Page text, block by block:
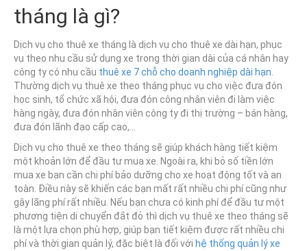
tháng là gì?
Dịch vụ cho thuê xe tháng là dịch vụ cho thuê xe dài hạn, phục
vụ theo nhu cầu sử dụng xe trong thời gian dài của cá nhân hay
công ty có nhu cầu thuê xe 7 chỗ cho doanh nghiệp dài hạn
Thường dịch vụ thuê xe theo tháng phục vụ cho việc đưa đón
học sinh, tổ chức xã hội, đưa đón công nhân viên đi làm việc
hàng ngày, đưa đón nhân viên công ty đi thị trường – bán hàng,
đưa đón lãnh đạo cấp cao,…
Dịch vụ cho thuê xe theo tháng sẽ giúp khách hàng tiết kiệm
một khoản lớn để đầu tư mua xe. Ngoài ra, khi bỏ số tiền lớn
mua xe bạn cần chi phí bảo dưỡng cho xe hoạt động tốt và an
toàn. Điều này sẽ khiến các bạn mất rất nhiều chi phí cũng như
gây lãng phí rất nhiều. Nếu bạn chưa có kinh phí để đầu tư một
phương tiện di chuyển đắt đỏ thì dịch vụ thuê xe theo tháng sẽ
là một lựa chọn phù hợp, giúp bạn tiết kiệm được rất nhiều chi
phí và thời gian quản lý, đặc biệt là đối với hệ thống quản lý xe